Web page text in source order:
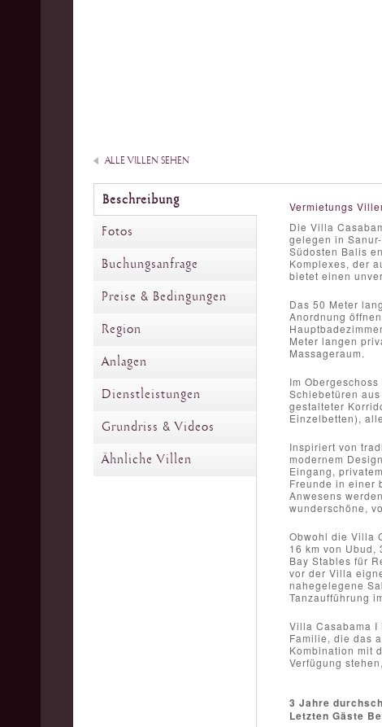
ALLE VILLEN SEHEN
Beschreibung
Fotos
Buchungsanfrage
Preise & Bedingungen
Region
Anlagen
Dienstleistungen
Grundriss & Videos
Ähnliche Villen
Vermietungs
Die Villa
gelegen in
Südosten Balis
Komplexes, der
bietet einen
Das 50 Meter
Anordnung
Meter langen
Massageraum.
Im
Schiebetüren
gestalteter
Einzelbetten),
Inspiriert von
modernem
Eingang,
Freunde in einer
Anwesens
wunderschöne,
Obwohl die Villa
16 km von
Bay Stables für
vor der Villa
nahegelegene
Tanzaufführung
Villa Casabama I
Familie, die das
Kombination mit
Verfügung
3 Jahre
Letzten Gäste